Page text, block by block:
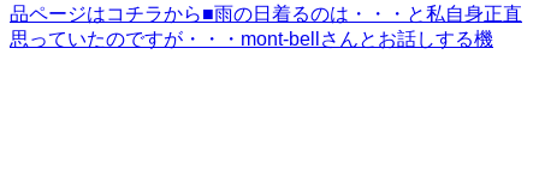
品ページはコチラから■雨の日着るのは・・・と私自身正直
思っていたのですが・・・mont-bellさんとお話しする機